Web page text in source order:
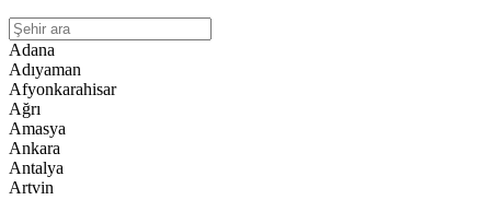
Adana
Adıyaman
Afyonkarahisar
Ağrı
Amasya
Ankara
Antalya
Artvin